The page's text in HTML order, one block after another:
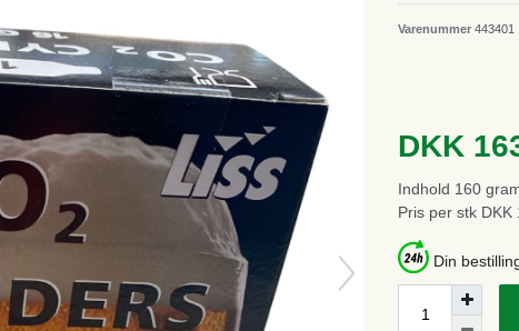
Varenummer 443401
DKK
Indhold 160
Pris per stk DKK
Din